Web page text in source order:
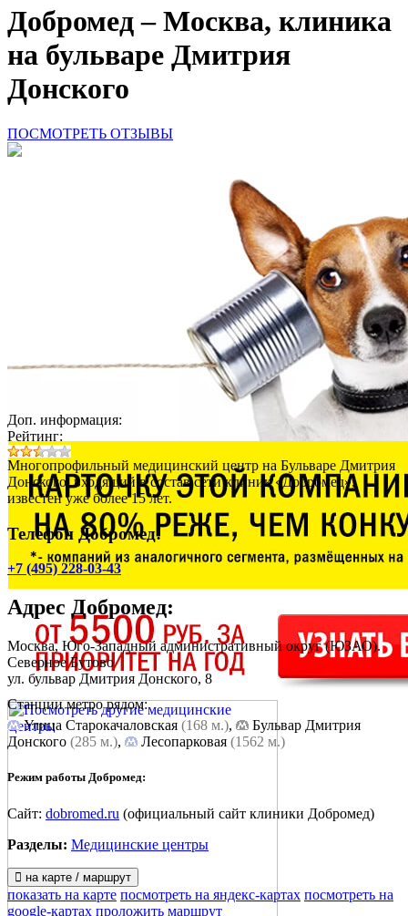
Добромед – Москва, клиника
на бульваре Дмитрия
Донского
ПОСМОТРЕТЬ ОТЗЫВЫ
Доп. информация:
Рейтинг:
Многопрофильный медицинский центр на Бульваре Дмитрия
Донского, входящий в состав сети клиник «Добромед»,
известен уже более 15 лет.
Телефон Добромед:
+7 (495) 228-03-43
Адрес Добромед:
Москва, Юго-Западный административный округ (ЮЗАО).
Северное Бутово
ул. бульвар Дмитрия Донского, 8
Станции метро рядом:
Улица Старокачаловская (168 м.),
Бульвар Дмитрия
Донского (285 м.), Лесопарковая (1562 м.)
Режим работы Добромед:
Сайт: dobromed.ru (официальный сайт клиники Добромед)
Разделы: Медицинские центры
на карте / маршрут
показать на карте посмотреть на яндекс-картах посмотреть на
google-картах проложить маршрут